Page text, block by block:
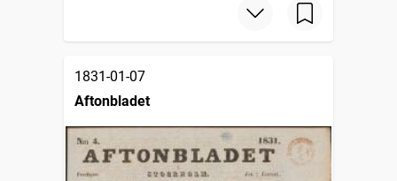
1831-01-07
Aftonbladet